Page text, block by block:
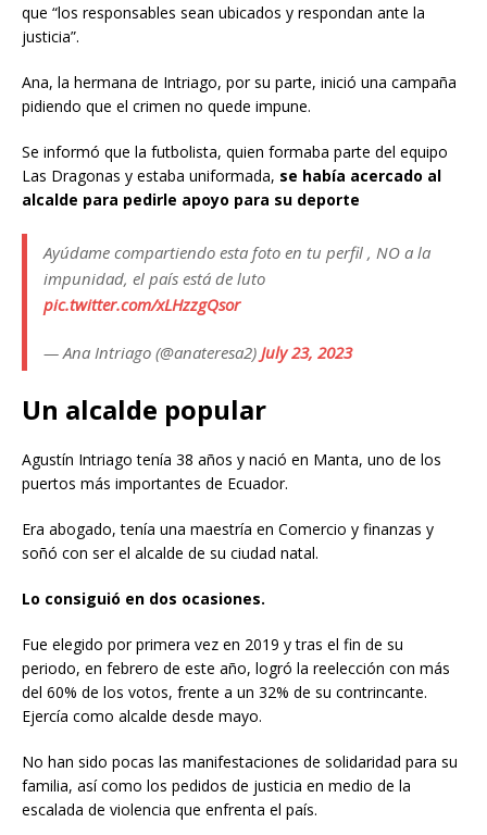
que “los responsables sean ubicados y respondan ante la
justicia”.
Ana, la hermana de Intriago, por su parte, inició una campaña
pidiendo que el crimen no quede impune.
Se informó que la futbolista, quien formaba parte del equipo
Las Dragonas y estaba uniformada, se había acercado al
alcalde para pedirle apoyo para su deporte
Ayúdame compartiendo esta foto en tu perfil , NO a la
impunidad, el país está de luto
pic.twitter.com/xLHzzgQsor
— Ana Intriago (@anateresa2) July 23, 2023
Un alcalde popular
Agustín Intriago tenía 38 años y nació en Manta, uno de los
puertos más importantes de Ecuador.
Era abogado, tenía una maestría en Comercio y finanzas y
soñó con ser el alcalde de su ciudad natal.
Lo consiguió en dos ocasiones.
Fue elegido por primera vez en 2019 y tras el fin de su
periodo, en febrero de este año, logró la reelección con más
del 60% de los votos, frente a un 32% de su contrincante.
Ejercía como alcalde desde mayo.
No han sido pocas las manifestaciones de solidaridad para su
familia, así como los pedidos de justicia en medio de la
escalada de violencia que enfrenta el país.